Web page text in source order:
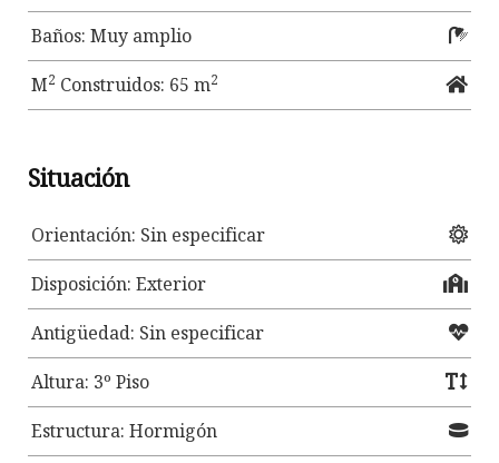
Baños: Muy amplio
M2 Construidos: 65 m2
Situación
Orientación: Sin especificar
Disposición: Exterior
Antigüedad: Sin especificar
Altura: 3º Piso
Estructura: Hormigón